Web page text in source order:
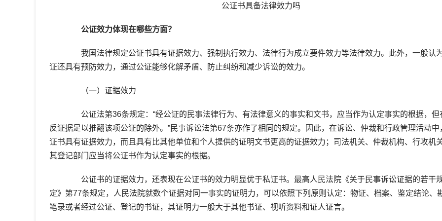
公证书具备法律效力吗
公证效力体现在哪些方面？
我国法律规定公证书具有证据效力、强制执行效力、法律行为成立要件效力等法律效力。此外，一般认
证还具有预防效力，通过公证能够化解矛盾、防止纠纷和减少诉讼的效力。
（一）证据效力
公证法第36条规定：“经公证的民事法律行为、有法律意义的事实和文书，应当作为认定事实的根据，但
反证据足以推翻该项公证的除外。”民事诉讼法第67条亦作了相同的规定。因此，在诉讼、仲裁和行政管理活动中
证书具有证据效力，而且具有比其他单位和个人提供的证明文书更高的证据效力；司法机关、仲裁机构、行攻机
其登记部门应当将公证书作为认定事实的根据。
公证书的证据效力，还表现在公证书的效力明显优于私证书。最高人民法院《关于民事诉讼证据的若干
定》第77条规定，人民法院就数个证据对同一事实的证明力，可以依照下列原则认定：物证、档案、鉴定结论、
笔录或者经过公证、登记的书证，其证明力一般大于其他书证、视听资料和证人证言。